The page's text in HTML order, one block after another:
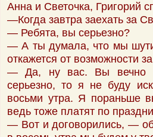
Анна и Светочка, Григорий
—Когда завтра заехать за
— Ребята, вы серьезно?
— А ты думала, что мы
откажется от возможности
— Да, ну вас. Вы вечно
серьезно, то я не буду
восьми утра. Я пораньше
ведь тоже платят по
— Вот и договорились, —